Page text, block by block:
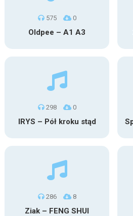
575 0
Oldpee – A1 A3
298 0
IRYS – Pół kroku stąd
286 8
Ziak – FENG SHUI